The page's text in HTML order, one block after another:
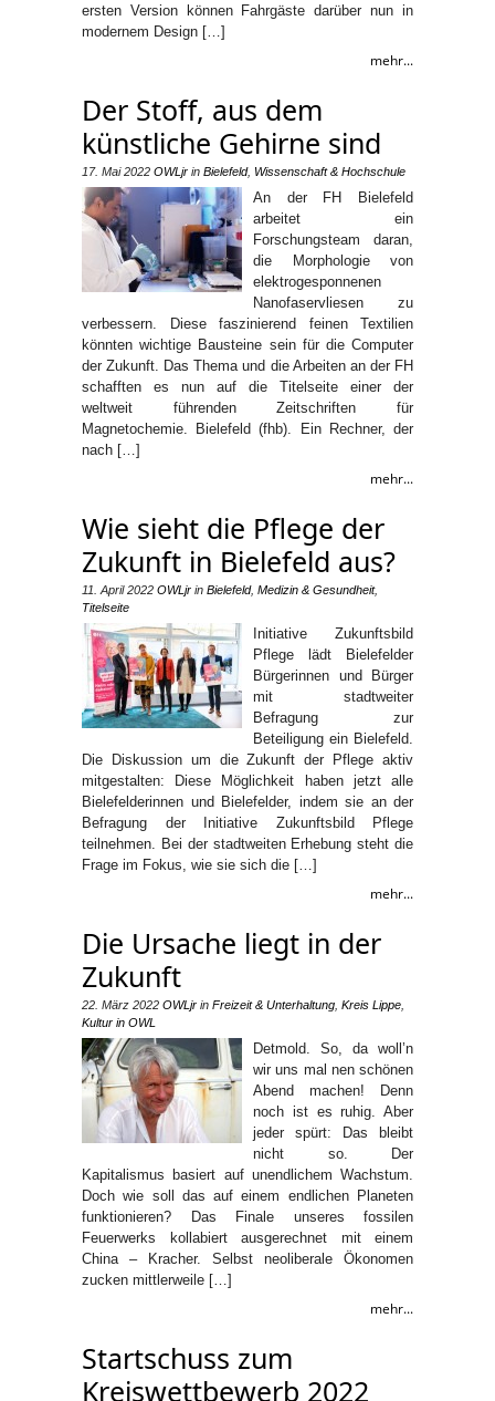
ersten Version können Fahrgäste darüber nun in
modernem Design […]
mehr...
Der Stoff, aus dem
künstliche Gehirne sind
17. Mai 2022 OWLjr in Bielefeld, Wissenschaft & Hochschule
An der FH Bielefeld
arbeitet ein
Forschungsteam daran,
die Morphologie von
elektrogesponnenen
Nanofaservliesen zu
verbessern. Diese faszinierend feinen Textilien
könnten wichtige Bausteine sein für die Computer
der Zukunft. Das Thema und die Arbeiten an der FH
schafften es nun auf die Titelseite einer der
weltweit führenden Zeitschriften für
Magnetochemie. Bielefeld (fhb). Ein Rechner, der
nach […]
mehr...
Wie sieht die Pflege der
Zukunft in Bielefeld aus?
11. April 2022 OWLjr in Bielefeld, Medizin & Gesundheit,
Titelseite
Initiative Zukunftsbild
Pflege lädt Bielefelder
Bürgerinnen und Bürger
mit stadtweiter
Befragung zur
Beteiligung ein Bielefeld.
Die Diskussion um die Zukunft der Pflege aktiv
mitgestalten: Diese Möglichkeit haben jetzt alle
Bielefelderinnen und Bielefelder, indem sie an der
Befragung der Initiative Zukunftsbild Pflege
teilnehmen. Bei der stadtweiten Erhebung steht die
Frage im Fokus, wie sie sich die […]
mehr...
Die Ursache liegt in der
Zukunft
22. März 2022 OWLjr in Freizeit & Unterhaltung Kreis Lippe
Kultur in OWL
Detmold. So, da woll’n
wir uns mal nen schönen
Abend machen! Denn
noch ist es ruhig. Aber
jeder spürt: Das bleibt
nicht so. Der
Kapitalismus basiert auf unendlichem Wachstum.
Doch wie soll das auf einem endlichen Planeten
funktionieren? Das Finale unseres fossilen
Feuerwerks kollabiert ausgerechnet mit einem
China – Kracher. Selbst neoliberale Ökonomen
zucken mittlerweile […]
mehr...
Startschuss zum
Kreiswettbewerb 2022